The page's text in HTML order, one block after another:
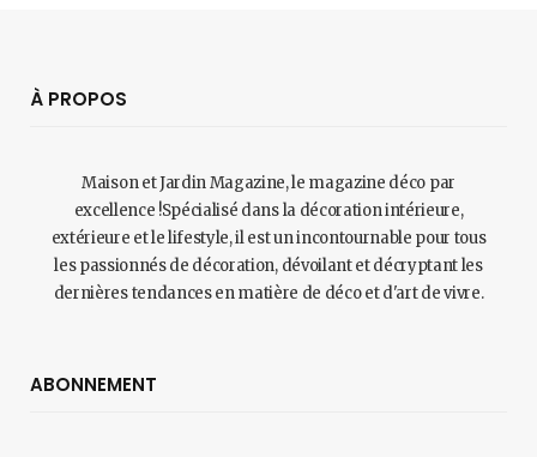
À PROPOS
Maison et Jardin Magazine, le magazine déco par
excellence !Spécialisé dans la décoration intérieure,
extérieure et le lifestyle, il est un incontournable pour tous
les passionnés de décoration, dévoilant et décryptant les
dernières tendances en matière de déco et d'art de vivre.
ABONNEMENT